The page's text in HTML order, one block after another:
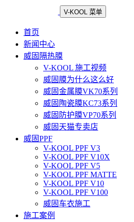
V-KOOL 菜单
首页
新闻中心
威固隔热膜
V-KOOL 施工视频
威固膜为什么这么好
威固金属膜VK70系列
威固陶瓷膜KC73系列
威固防护膜VP70系列
威固天猫专卖店
威固PPF
V-KOOL PPF V3
V-KOOL PPF V10X
V-KOOL PPF V5
V-KOOL PPF MATTE
V-KOOL PPF V10
V-KOOL PPF V100
威固车衣施工
施工案例